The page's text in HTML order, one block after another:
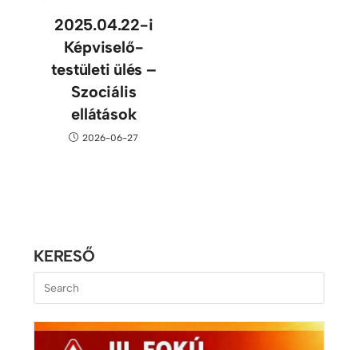
2025.04.22-i
Képviselő-
testületi ülés –
Szociális
ellátások
2026-06-27
KERESŐ